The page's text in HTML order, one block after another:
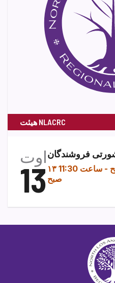
هیئت NLACRC
اوت
13
فروشندگان
-
ساعت 11:30
صبح